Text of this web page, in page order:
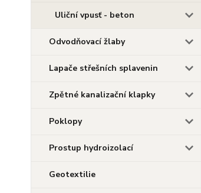
Uliční vpusť - beton
Odvodňovací žlaby
Lapače střešních splavenin
Zpětné kanalizační klapky
Poklopy
Prostup hydroizolací
Geotextilie